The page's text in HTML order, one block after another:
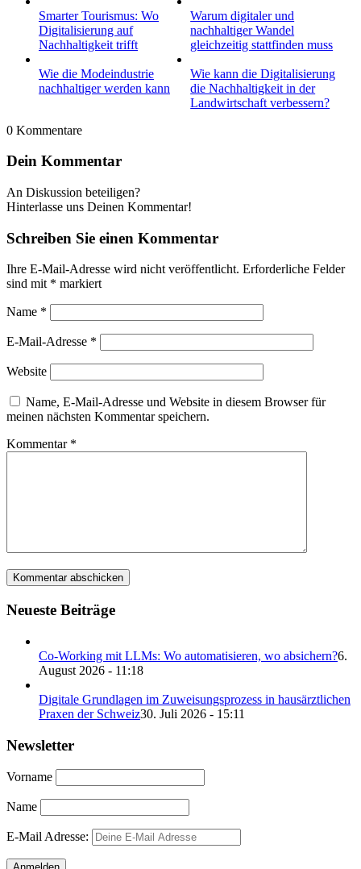
Smarter Tourismus: Wo
Digitalisierung auf
Nachhaltigkeit trifft
Warum digitaler und
nachhaltiger Wandel
gleichzeitig stattfinden muss
Wie die Modeindustrie
nachhaltiger werden kann
Wie kann die Digitalisierung
die Nachhaltigkeit in der
Landwirtschaft verbessern?
0 Kommentare
Dein Kommentar
An Diskussion beteiligen?
Hinterlasse uns Deinen Kommentar!
Schreiben Sie einen Kommentar
Ihre E-Mail-Adresse wird nicht veröffentlicht. Erforderliche Felder
sind mit * markiert
Name *
E-Mail-Adresse *
Website
Name, E-Mail-Adresse und Website in diesem Browser für
meinen nächsten Kommentar speichern.
Kommentar *
Neueste Beiträge
Co-Working mit LLMs: Wo automatisieren, wo absichern?6.
August 2026 - 11:18
Digitale Grundlagen im Zuweisungsprozess in hausärztlichen
Praxen der Schweiz30. Juli 2026 - 15:11
Newsletter
Vorname
Name
E-Mail Adresse: